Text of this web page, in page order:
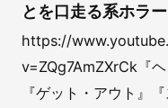
とを口走る系ホラー
https://
v=ZQg7AmZXrCk『
『ゲット・アウト』